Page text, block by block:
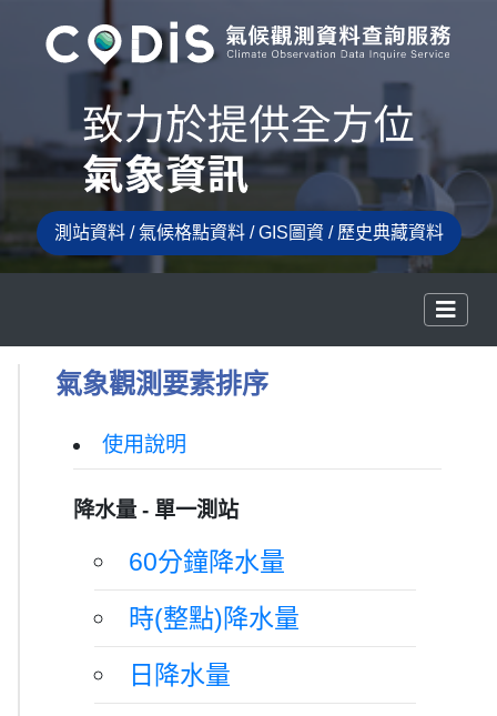
測站資料 / 氣候格點資料 / GIS圖資 / 歷史典藏資料
氣象觀測要素排序
使用說明
降水量 - 單一測站
60分鐘降水量
時(整點)降水量
日降水量